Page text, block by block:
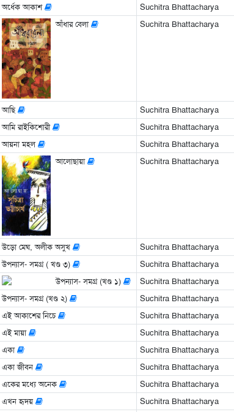
অর্ধেক আকাশ
Suchitra Bhattacharya
আঁধার বেলা
Suchitra Bhattacharya
আছি Suchitra Bhattacharya
আমি রাইকিশোরী
Suchitra Bhattacharya
আয়না মহল
Suchitra Bhattacharya
আলোছায়া
Suchitra Bhattacharya
উড়ো মেঘ, অলীক অসুখ Suchitra Bhattacharya
উপন্যাস- সমগ্র ( খণ্ড ৩)
Suchitra Bhattacharya
উপন্যাস- সমগ্র (খণ্ড ১)
Suchitra Bhattacharya
উপন্যাস- সমগ্র (খণ্ড ২)
Suchitra Bhattacharya
এই আকাশের নিচে
Suchitra Bhattacharya
এই মায়া
Suchitra Bhattacharya
একা
Suchitra Bhattacharya
একা জীবন
Suchitra Bhattacharya
একের মধ্যে অনেক
Suchitra Bhattacharya
এখন হৃদয়
Suchitra Bhattacharya